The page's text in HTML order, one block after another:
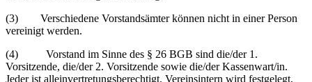
(3) Verschiedene Vorstandsämter können nicht in einer Person
vereinigt werden.
(4) Vorstand im Sinne des § 26 BGB sind die/der 1.
Vorsitzende, die/der 2. Vorsitzende sowie die/der Kassenwart/in.
Jeder ist alleinvertretungsberechtigt. Vereinsintern wird festgelegt,